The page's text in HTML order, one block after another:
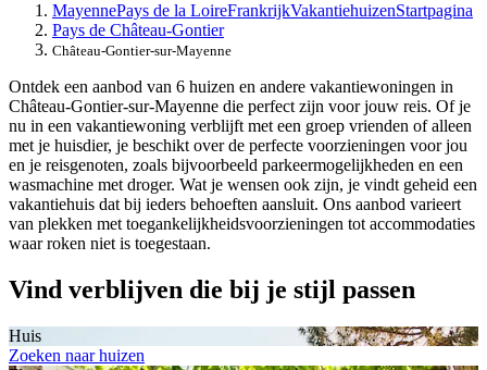
MayennePays de la LoireFrankrijkVakantiehuizenStartpagina
Pays de Château-Gontier
Château-Gontier-sur-Mayenne
Ontdek een aanbod van 6 huizen en andere vakantiewoningen in
Château-Gontier-sur-Mayenne die perfect zijn voor jouw reis. Of je
nu in een vakantiewoning verblijft met een groep vrienden of alleen
met je huisdier, je beschikt over de perfecte voorzieningen voor jou
en je reisgenoten, zoals bijvoorbeeld parkeermogelijkheden en een
wasmachine met droger. Wat je wensen ook zijn, je vindt geheid een
vakantiehuis dat bij ieders behoeften aansluit. Ons aanbod varieert
van plekken met toegankelijkheidsvoorzieningen tot accommodaties
waar roken niet is toegestaan.
Vind verblijven die bij je stijl passen
Huis
Zoeken naar huizen